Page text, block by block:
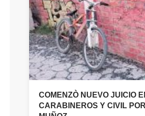
COMENZÒ NUEVO JUICIO
CARABINEROS Y CIVIL